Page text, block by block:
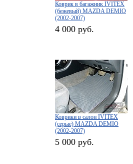
Коврик в багажник IVITEX
(бежевый) MAZDA DEMIO
(2002-2007)
4 000 руб.
Коврики в салон IVITEX
(серые) MAZDA DEMIO
(2002-2007)
5 000 руб.